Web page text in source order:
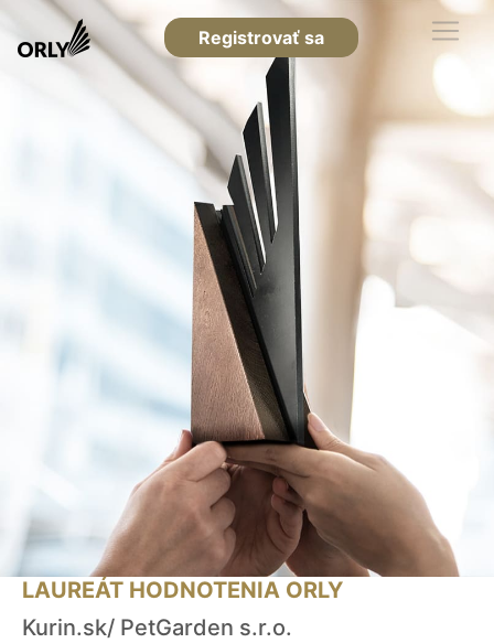
Registrovať sa
LAUREÁT HODNOTENIA ORLY
Kurin.sk/ PetGarden s.r.o.